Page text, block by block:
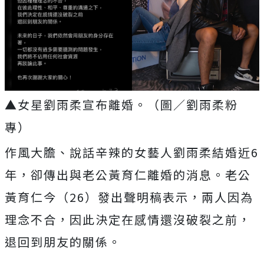
▲女星劉雨柔宣布離婚。（圖／劉雨柔粉
專）
作風大膽、說話辛辣的女藝人劉雨柔結婚近6
年，卻傳出與老公黃育仁離婚的消息。老公
黃育仁今（26）發出聲明稿表示，兩人因為
理念不合，因此決定在感情還沒破裂之前，
退回到朋友的關係。